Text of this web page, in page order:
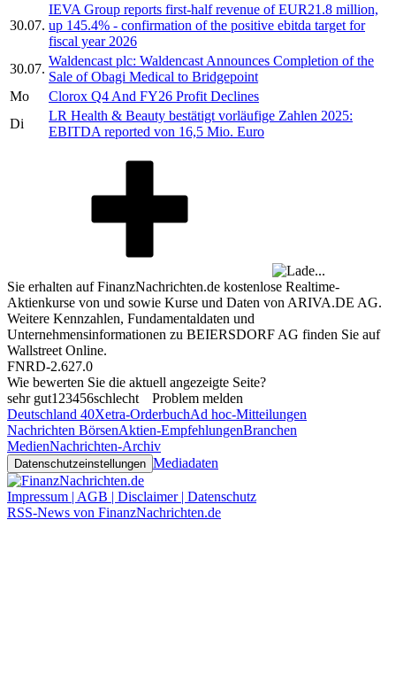
30.07.
IEVA Group reports first-half revenue of EUR21.8 million,
up 145.4% - confirmation of the positive ebitda target for
fiscal year 2026
30.07.
Waldencast plc: Waldencast Announces Completion of the
Sale of Obagi Medical to Bridgepoint
Mo
Clorox Q4 And FY26 Profit Declines
Di
LR Health & Beauty bestätigt vorläufige Zahlen 2025:
EBITDA reported von 16,5 Mio. Euro
Sie erhalten auf FinanzNachrichten.de kostenlose Realtime-
Aktienkurse von und sowie Kurse und Daten von ARIVA.DE AG.
Weitere Kennzahlen, Fundamentaldaten und
Unternehmensinformationen zu BEIERSDORF AG finden Sie auf
Wallstreet Online.
FNRD-2.627.0
Wie bewerten Sie die aktuell angezeigte Seite?
sehr gut1 23456schlecht
Problem melden
Deutschland 40Xetra-OrderbuchAd hoc-Mitteilungen
Nachrichten BörsenAktien-EmpfehlungenBranchen
MedienNachrichten-Archiv
Datenschutzeinstellungen Mediadaten
Impressum | AGB | Disclaimer | Datenschutz
RSS-News von FinanzNachrichten.de